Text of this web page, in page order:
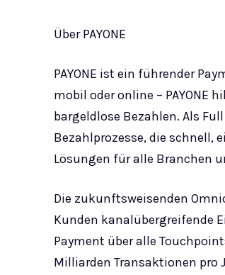
Über PAYONE
PAYONE ist ein führender
mobil oder online – PAYONE
bargeldlose Bezahlen. Als
Bezahlprozesse, die schnell,
Lösungen für alle Branchen
Die zukunftsweisenden
Kunden kanalübergreifende
Payment über alle
Milliarden Transaktionen pro